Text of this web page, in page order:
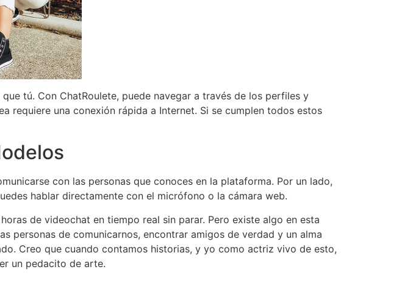
tú. Con ChatRoulete, puede navegar a través de los perfiles y
requiere una conexión rápida a Internet. Si se cumplen todos estos
con las personas que conoces en la plataforma. Por un lado,
hablar directamente con el micrófono o la cámara web.
de videochat en tiempo real sin parar. Pero existe algo en esta
personas de comunicarnos, encontrar amigos de verdad y un alma
Creo que cuando contamos historias, y yo como actriz vivo de esto,
un pedacito de arte.